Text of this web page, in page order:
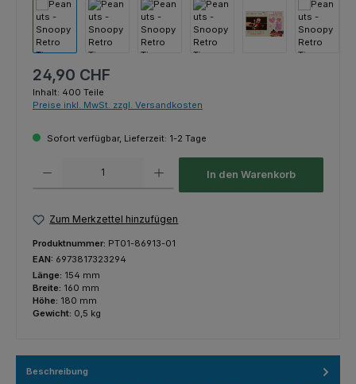
Regulärer Preis:
24,90 CHF
Inhalt: 400 Teile
Preise inkl. MwSt. zzgl. Versandkosten
Sofort verfügbar, Lieferzeit: 1-2 Tage
In den Warenkorb
Zum Merkzettel hinzufügen
Produktnummer: PT01-86913-01
EAN: 6973817323294
Länge: 154 mm
Breite: 160 mm
Höhe: 180 mm
Gewicht: 0,5 kg
Beschreibung